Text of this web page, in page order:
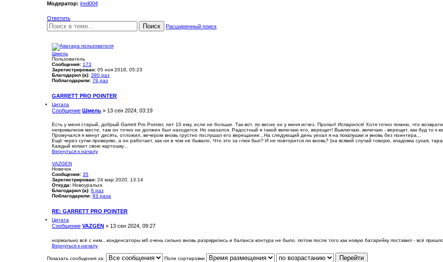
Модератор: ired004
Ответить
Поиск
Расширенный поиск
Шмель
Пользователь
Сообщения: 173
Зарегистрирован: 05 ноя 2018, 05:23
Благодарил (а): 390 раз
Поблагодарили: 79 раз
GARRETT PRO POINTER
Цитата
Сообщение Шмель » 13 сен 2024, 03:19
Есть у меня старый, добрый Garrett Pro Pointer, лет 10 ему, если не больше. Так вот, по весне он у меня исчез. Пропал! Испарился! Хотя точно помню, что
непривычном месте, там он точно не должен был находится. Но оказался. Радостный я такой включаю его, верещит! Выключаю, включаю - верещит, как буд то к
Промучался я минут десять, отложил, вечером вновь грустно послушал его верещание...На следующий день уехал я на покапушки и вновь без поинтера...
Ещё через сутки проверяю, а он работает, как ни в чом не бывало. Что это за глюк был? И не повторится ли вновь? (на всякий случай говорю, кладовка сухая,
Каждый копает свою картошку...
Вернуться к началу
VAZGEN
Новичок
Сообщения: 35
Зарегистрирован: 24 мар 2020, 13:14
Откуда: Новоуральск
Благодарил (а): 6 раз
Поблагодарили: 93 раза
RE: GARRETT PRO POINTER
Цитата
Сообщение VAZGEN » 13 сен 2024, 09:27
нормально всё с ним...конденсаторы мб очень сильно вновь разрядились и баланса контура не было. потом после того как новую батарейку поставил - всё
Вернуться к началу
Показать сообщения за: Поле сортировки